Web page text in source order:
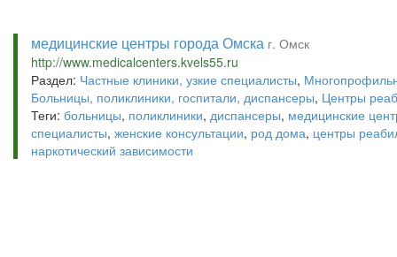
медицинские центры города Омска г. Омск
http://www.medicalcenters.kvels55.ru
Раздел: Частные клиники, узкие специалисты,
Больницы, поликлиники, госпитали, диспансеры, Центры
Теги: больницы, поликлиники, диспансеры, медицинские
специалисты, женские консультации, род дома, центры
наркотический зависимости